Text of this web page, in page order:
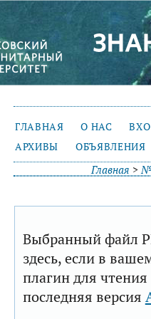
ГЛАВНАЯ О НАС
АРХИВЫ
ОБЪЯВЛЕНИЯ
Главная >№
Выбранный файл
здесь, если в
плагин для
последняя версия